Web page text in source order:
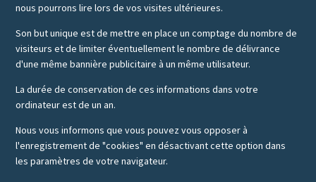
nous pourrons lire lors de vos visites ultérieures.
Son but unique est de mettre en place un comptage du nombre de
visiteurs et de limiter éventuellement le nombre de délivrance
d'une même bannière publicitaire à un même utilisateur.
La durée de conservation de ces informations dans votre
ordinateur est de un an.
Nous vous informons que vous pouvez vous opposer à
l'enregistrement de "cookies" en désactivant cette option dans
les paramètres de votre navigateur.